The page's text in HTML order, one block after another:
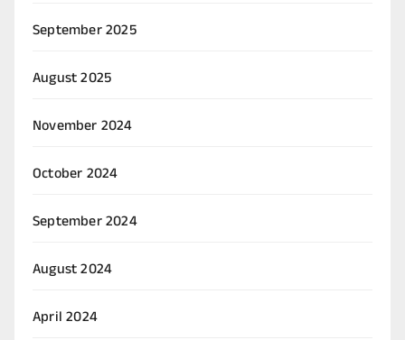
September 2025
August 2025
November 2024
October 2024
September 2024
August 2024
April 2024